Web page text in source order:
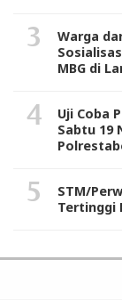
Warga
MBG di
Uji Coba
Sabtu 19
STM/
Tertinggi